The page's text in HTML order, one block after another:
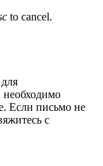
to cancel.
Если письмо не
с